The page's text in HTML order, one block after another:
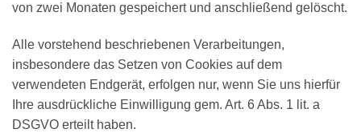
von zwei Monaten gespeichert und anschließend gelöscht.
Alle vorstehend beschriebenen Verarbeitungen,
insbesondere das Setzen von Cookies auf dem
verwendeten Endgerät, erfolgen nur, wenn Sie uns hierfür
Ihre ausdrückliche Einwilligung gem. Art. 6 Abs. 1 lit. a
DSGVO erteilt haben.